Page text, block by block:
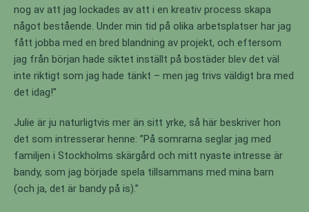
nog av att jag lockades av att i en kreativ process skapa
något bestående. Under min tid på olika arbetsplatser har jag
fått jobba med en bred blandning av projekt, och eftersom
jag från början hade siktet inställt på bostäder blev det väl
inte riktigt som jag hade tänkt – men jag trivs väldigt bra med
det idag!”
Julie är ju naturligtvis mer än sitt yrke, så här beskriver hon
det som intresserar henne: ”På somrarna seglar jag med
familjen i Stockholms skärgård och mitt nyaste intresse är
bandy, som jag började spela tillsammans med mina barn
(och ja, det är bandy på is).”